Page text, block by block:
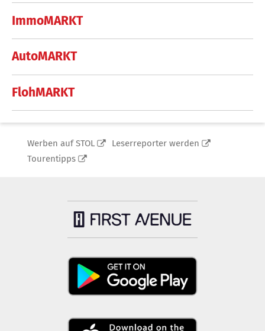
ImmoMARKT
AutoMARKT
FlohMARKT
Werben auf STOL
Leserreporter werden
Tourentipps